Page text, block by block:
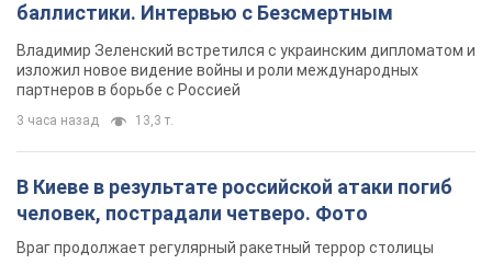
баллистики. Интервью с Безсмертным
Владимир Зеленский встретился с украинским дипломатом и
изложил новое видение войны и роли международных
партнеров в борьбе с Россией
3 часа назад 13,3 т.
В Киеве в результате российской атаки погиб
человек, пострадали четверо. Фото
Враг продолжает регулярный ракетный террор столицы